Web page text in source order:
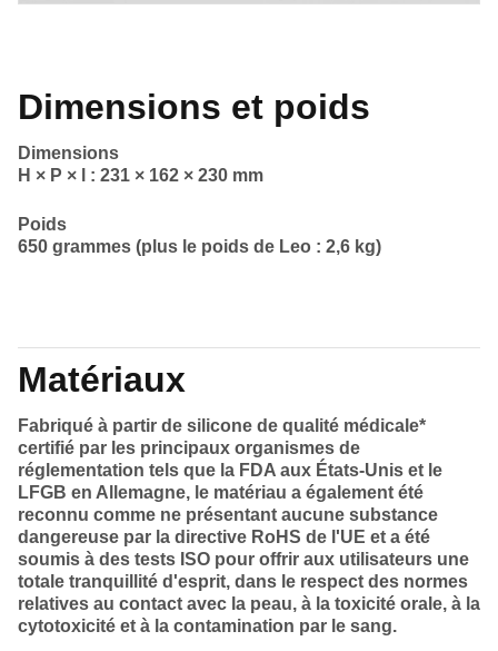
Dimensions et poids
Dimensions
H × P × l : 231 × 162 × 230 mm
Poids
650 grammes (plus le poids de Leo : 2,6 kg)
Matériaux
Fabriqué à partir de silicone de qualité médicale*
certifié par les principaux organismes de
réglementation tels que la FDA aux États-Unis et le
LFGB en Allemagne, le matériau a également été
reconnu comme ne présentant aucune substance
dangereuse par la directive RoHS de l'UE et a été
soumis à des tests ISO pour offrir aux utilisateurs une
totale tranquillité d'esprit, dans le respect des normes
relatives au contact avec la peau, à la toxicité orale, à la
cytotoxicité et à la contamination par le sang.